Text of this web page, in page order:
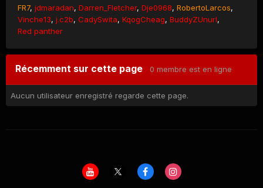
FR7 jdmaradan Darren_Fletcher Dje0968 RobertoLarcos
Vinche13 j.c2b CadySwita KqogCheag BuddyZUnurl
Red panther
Récemment sur cette page 0 membre est en ligne
Aucun utilisateur enregistré regarde cette page.